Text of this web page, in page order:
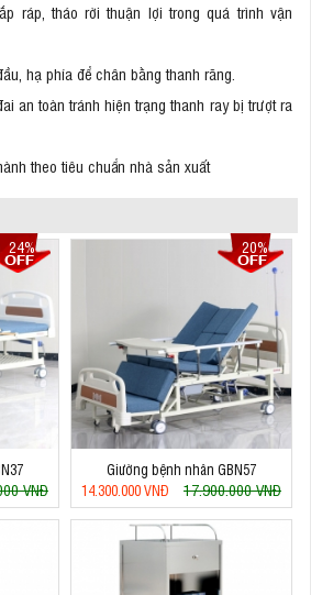
ráp, tháo rời thuận lợi trong quá trình vận
hạ phía để chân bằng thanh răng.
an toàn tránh hiện trạng thanh ray bị trượt ra
theo tiêu chuẩn nhà sản xuất
24%
VNĐ
20%
Giường bệnh nhân GBN57
14.300.000 VNĐ
17.900.000 VNĐ